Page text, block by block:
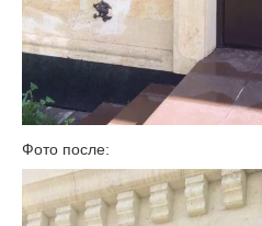
Фото после: